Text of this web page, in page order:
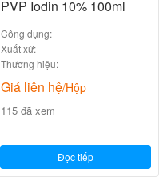
PVP Iodin 10% 100ml
Công dụng:
Xuất xứ:
Thương hiệu:
Giá liên hệ/Hộp
115 đã xem
Đọc tiếp